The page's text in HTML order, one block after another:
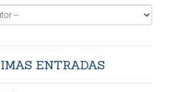
ENTRADAS